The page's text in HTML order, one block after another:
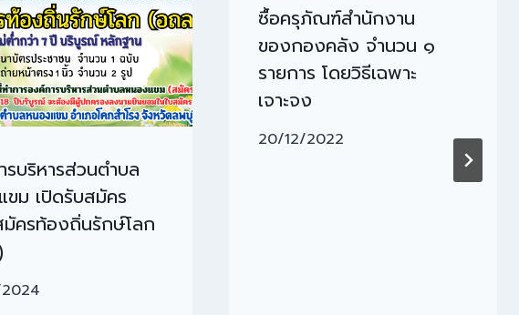
บริหารส่วนตำบล
ขม เปิดรับสมัคร
มัครท้องถิ่นรักษ์โลก
ซื้อครุภัณฑ์สำนักงาน
ของกองคลัง จำนวน ๑
รายการ โดยวิธีเฉพาะ
เจาะจง
20/12/2022